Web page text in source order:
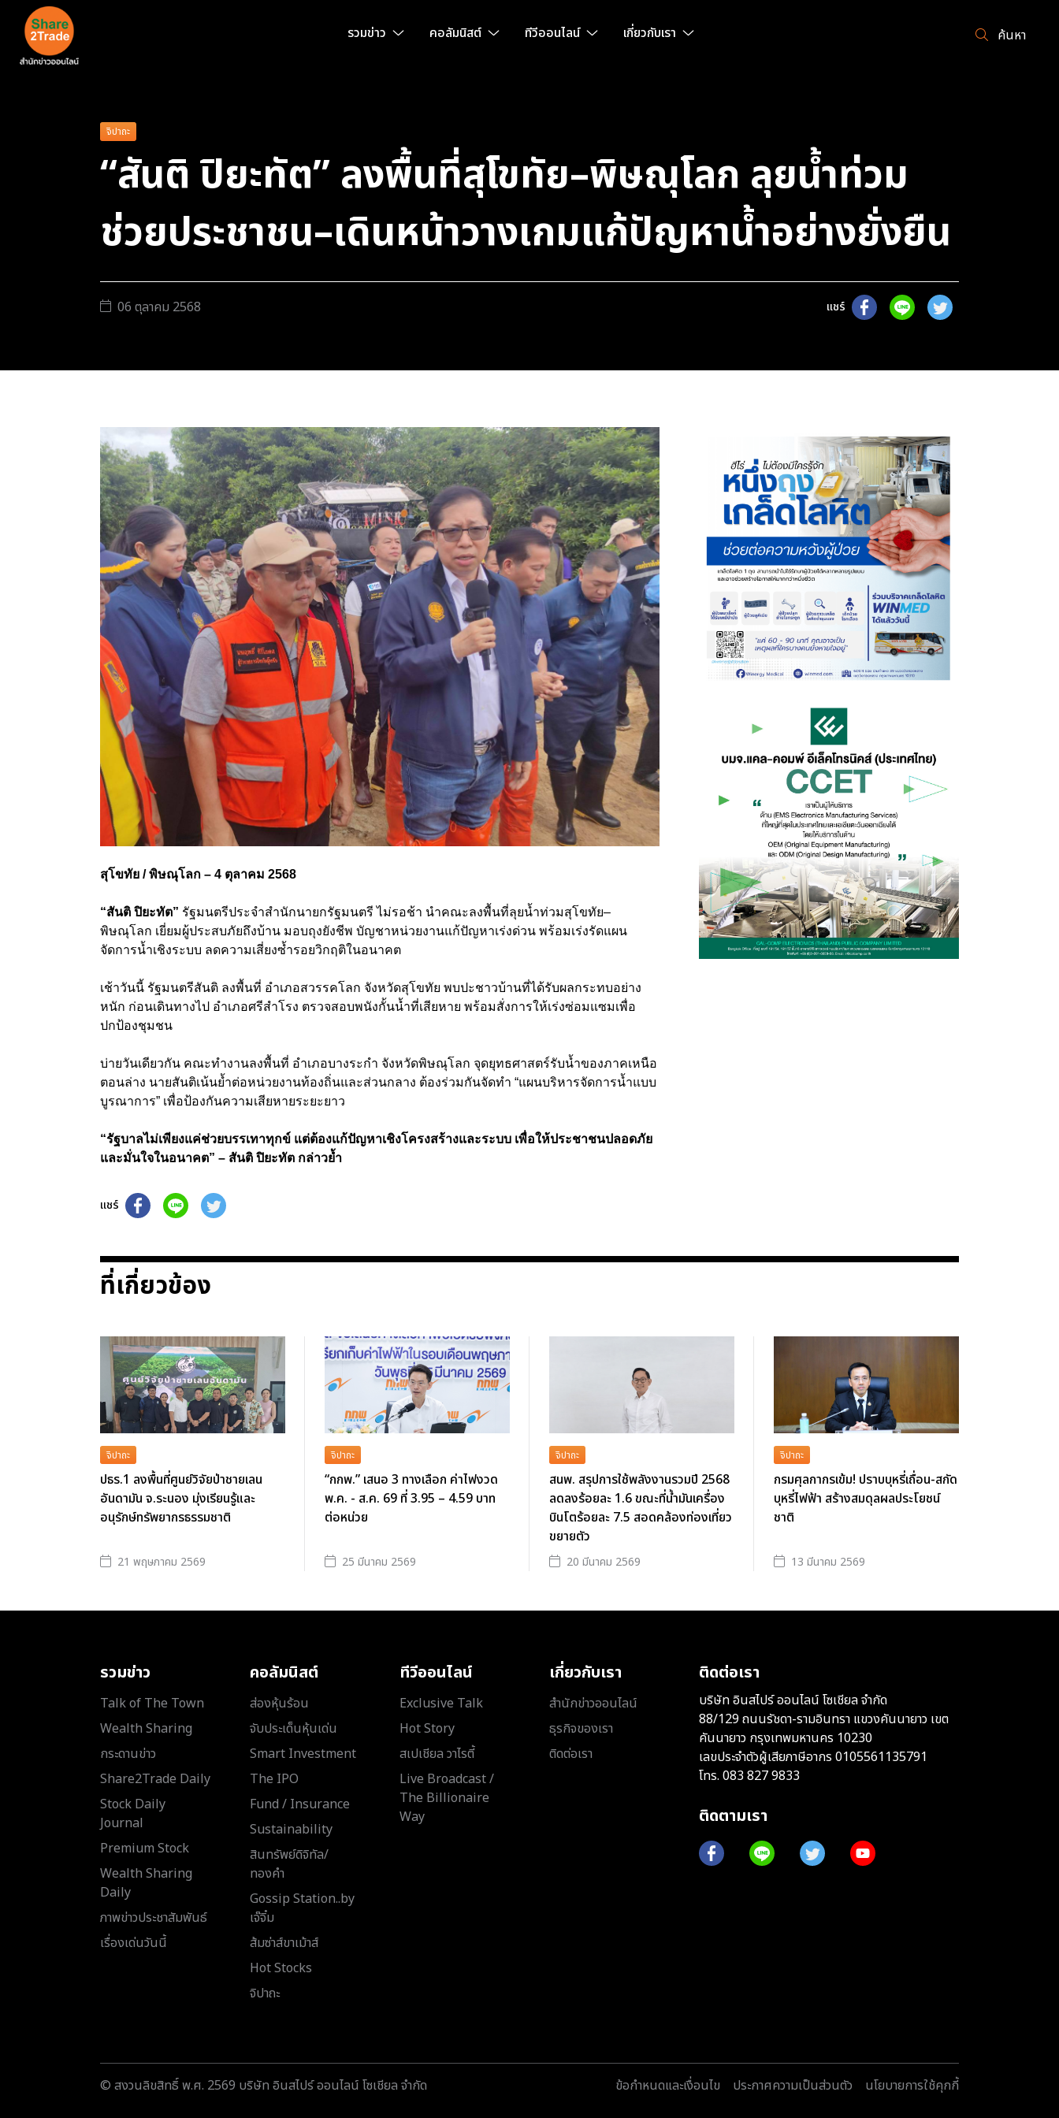
รวมข่าว คอลัมนิสต์ ทีวีออนไลน์ เกี่ยวกับเรา ค้นหา
จิปาถะ
“สันติ ปิยะทัต” ลงพื้นที่สุโขทัย–พิษณุโลก ลุยน้ำท่วม
ช่วยประชาชน–เดินหน้าวางเกมแก้ปัญหาน้ำอย่างยั่งยืน
06 ตุลาคม 2568 แชร์
สุโขทัย / พิษณุโลก – 4 ตุลาคม 2568
“สันติ ปิยะทัต” รัฐมนตรีประจำสำนักนายกรัฐมนตรี ไม่รอช้า นำคณะลงพื้นที่ลุยน้ำท่วมสุโขทัย–
พิษณุโลก เยี่ยมผู้ประสบภัยถึงบ้าน มอบถุงยังชีพ บัญชาหน่วยงานแก้ปัญหาเร่งด่วน พร้อมเร่งรัดแผน
จัดการน้ำเชิงระบบ ลดความเสี่ยงซ้ำรอยวิกฤติในอนาคต
เช้าวันนี้ รัฐมนตรีสันติ ลงพื้นที่ อำเภอสวรรคโลก จังหวัดสุโขทัย พบปะชาวบ้านที่ได้รับผลกระทบอย่าง
หนัก ก่อนเดินทางไป อำเภอศรีสำโรง ตรวจสอบพนังกั้นน้ำที่เสียหาย พร้อมสั่งการให้เร่งซ่อมแซมเพื่อ
ปกป้องชุมชน
บ่ายวันเดียวกัน คณะทำงานลงพื้นที่ อำเภอบางระกำ จังหวัดพิษณุโลก จุดยุทธศาสตร์รับน้ำของภาคเหนือ
ตอนล่าง นายสันติเน้นย้ำต่อหน่วยงานท้องถิ่นและส่วนกลาง ต้องร่วมกันจัดทำ “แผนบริหารจัดการน้ำแบบ
บูรณาการ” เพื่อป้องกันความเสียหายระยะยาว
“รัฐบาลไม่เพียงแค่ช่วยบรรเทาทุกข์ แต่ต้องแก้ปัญหาเชิงโครงสร้างและระบบ เพื่อให้ประชาชนปลอดภัย
และมั่นใจในอนาคต” – สันติ ปิยะทัต กล่าวย้ำ
แชร์
ที่เกี่ยวข้อง
จิปาถะ
ปธร.1 ลงพื้นที่ศูนย์วิจัยป่าชายเลน
อันดามัน จ.ระนอง มุ่งเรียนรู้และ
อนุรักษ์ทรัพยากรธรรมชาติ
21 พฤษภาคม 2569
จิปาถะ
“กกพ.” เสนอ 3 ทางเลือก ค่าไฟงวด
พ.ค. - ส.ค. 69 ที่ 3.95 – 4.59 บาท
ต่อหน่วย
25 มีนาคม 2569
จิปาถะ
สนพ. สรุปการใช้พลังงานรวมปี 2568
ลดลงร้อยละ 1.6 ขณะที่น้ำมันเครื่อง
บินโตร้อยละ 7.5 สอดคล้องท่องเที่ยว
ขยายตัว
20 มีนาคม 2569
จิปาถะ
กรมศุลกากรเข้ม! ปราบบุหรี่เถื่อน-สกัด
บุหรี่ไฟฟ้า สร้างสมดุลผลประโยชน์
ชาติ
13 มีนาคม 2569
รวมข่าว
Talk of The Town
Wealth Sharing
กระดานข่าว
Share2Trade Daily
Stock Daily
Journal
Premium Stock
Wealth Sharing
Daily
ภาพข่าวประชาสัมพันธ์
เรื่องเด่นวันนี้
คอลัมนิสต์
ส่องหุ้นร้อน
จับประเด็นหุ้นเด่น
Smart Investment
The IPO
Fund / Insurance
Sustainability
สินทรัพย์ดิจิทัล/
ทองคำ
Gossip Station..by
เจ๊จิ๋ม
ส้มซ่าส์ขาเม้าส์
Hot Stocks
จิปาถะ
ทีวีออนไลน์
Exclusive Talk
Hot Story
สเปเชียล วาไรตี้
Live Broadcast /
The Billionaire
Way
เกี่ยวกับเรา
สำนักข่าวออนไลน์
ธุรกิจของเรา
ติดต่อเรา
ติดต่อเรา
บริษัท อินสไปร์ ออนไลน์ โซเชียล จำกัด
88/129 ถนนรัชดา-รามอินทรา แขวงคันนายาว เขต
คันนายาว กรุงเทพมหานคร 10230
เลขประจำตัวผู้เสียภาษีอากร 0105561135791
โทร. 083 827 9833
ติดตามเรา
© สงวนลิขสิทธิ์ พ.ศ. 2569 บริษัท อินสไปร์ ออนไลน์ โซเชียล จำกัด ข้อกำหนดและเงื่อนไข ประกาศความเป็นส่วนตัว นโยบายการใช้คุกกี้